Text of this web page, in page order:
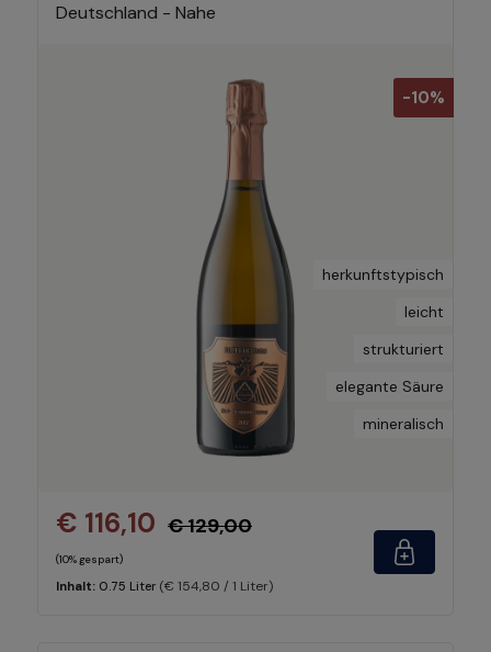
Deutschland - Nahe
-10%
herkunftstypisch
leicht
strukturiert
elegante Säure
mineralisch
€ 116,10 € 129,00
(10% gespart)
Inhalt: 0.75 Liter (€ 154,80 / 1 Liter)